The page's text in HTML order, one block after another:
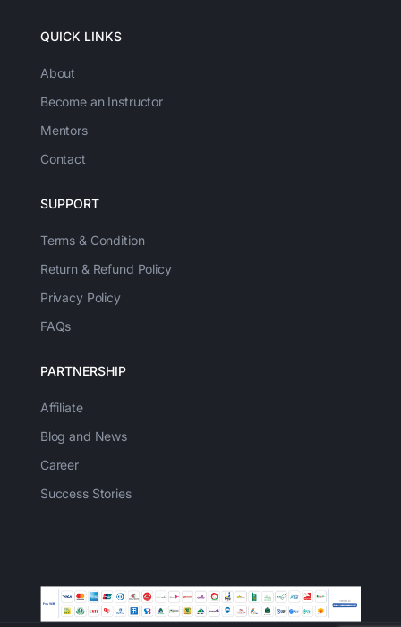
QUICK LINKS
About
Become an Instructor
Mentors
Contact
SUPPORT
Terms & Condition
Return & Refund Policy
Privacy Policy
FAQs
PARTNERSHIP
Affiliate
Blog and News
Career
Success Stories